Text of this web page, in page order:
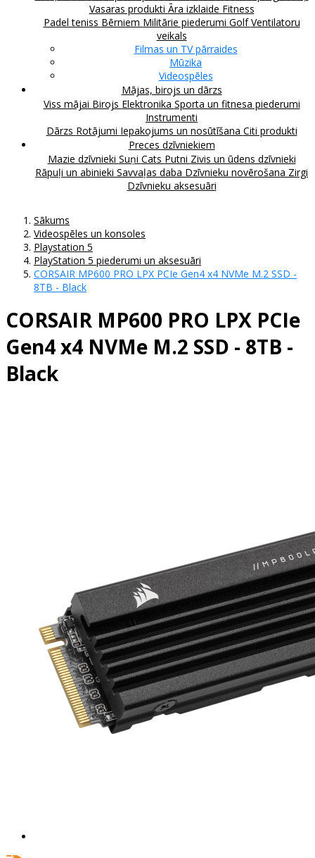
Vasaras produkti Āra izklaide Fitness
Padel teniss Bērniem Militārie piederumi GolfVentilatoru
veikals
Filmas un TV pārraides
Mūzika
Videospēles
Mājas, birojs un dārzs
Viss mājai Birojs Elektronika Sporta un fitnesa piederumi
Instrumenti
Dārzs Rotājumi Iepakojums un nosūtīšana Citi produkti
Preces dzīvniekiem
Mazie dzīvnieki Suņi Cats Putni Zivis un ūdens dzīvnieki
Rāpuļi un abinieki Savvaļas daba Dzīvnieku novērošana Zirgi
Dzīvnieku aksesuāri
Sākums
Videospēles un konsoles
Playstation 5
PlayStation 5 piederumi un aksesuāri
CORSAIR MP600 PRO LPX PCIe Gen4 x4 NVMe M.2 SSD -
8TB - Black
CORSAIR MP600 PRO LPX PCIe
Gen4 x4 NVMe M.2 SSD - 8TB -
Black